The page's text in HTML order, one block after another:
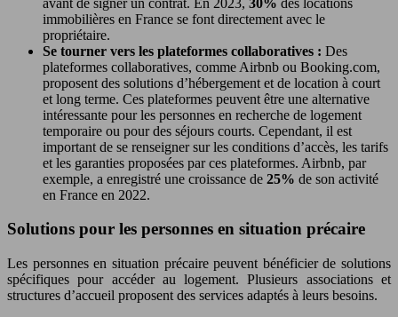
immobilières en France se font directement avec le
propriétaire.
Se tourner vers les plateformes collaboratives : Des
plateformes collaboratives, comme Airbnb ou Booking.com,
proposent des solutions d’hébergement et de location à court
et long terme. Ces plateformes peuvent être une alternative
intéressante pour les personnes en recherche de logement
temporaire ou pour des séjours courts. Cependant, il est
important de se renseigner sur les conditions d’accès, les tarifs
et les garanties proposées par ces plateformes. Airbnb, par
exemple, a enregistré une croissance de 25% de son activité
en France en 2022.
Solutions pour les personnes en situation précaire
Les personnes en situation précaire peuvent bénéficier de solutions
spécifiques pour accéder au logement. Plusieurs associations et
structures d’accueil proposent des services adaptés à leurs besoins.